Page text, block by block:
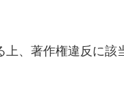
上、著作権違反に該